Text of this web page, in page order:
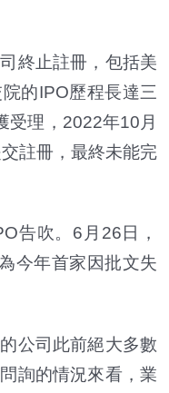
終止註冊，包括美
的IPO歷程長達三
受理，2022年10月
註冊，最終未能完
告吹。6月26日，
今年首家因批文失
公司此前絕大多數
詢的情況來看，業